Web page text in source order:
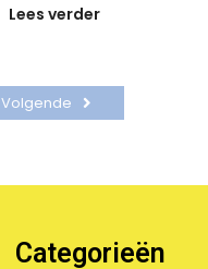
Lees verder
Volgende
Categorieën